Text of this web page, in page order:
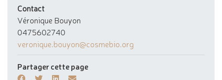
Contact
Véronique Bouyon
0475602740
veronique.bouyon@cosmebio.org
Partager cette page